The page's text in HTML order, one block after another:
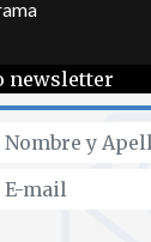
newsletter